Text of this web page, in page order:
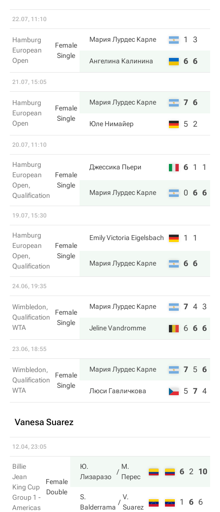
22.07, 11:10
Hamburg
European
Open
Female
Single
Мария Лурдес Карле 1 3
Ангелина Калинина 6 6
21.07, 15:05
Hamburg
European
Open
Female
Single
Мария Лурдес Карле 7 6
Юле Нимайер 5 2
20.07, 11:10
Hamburg
European
Open,
Qualification
Female
Single
Джессика Пьери 6 1 1
Мария Лурдес Карле 0 6 6
19.07, 15:30
Hamburg
European
Open,
Qualification
Female
Single
Emily Victoria Eigelsbach 1 1
Мария Лурдес Карле 6 6
24.06, 19:35
Wimbledon,
Qualification
WTA
Female
Single
Мария Лурдес Карле 7 4 3
Jeline Vandromme 6 6 6
23.06, 18:55
Wimbledon,
Qualification
WTA
Female
Single
Мария Лурдес Карле 7 5 6
Люси Гавличкова 5 7 4
Vanesa Suarez
12.04, 23:05
Billie
Jean
King Cup
Group 1 -
Americas
Female
Double
Ю.
Лизаразо
М.
Перес
6 2 10
S.
Balderrama
V.
Suarez
1 6 6